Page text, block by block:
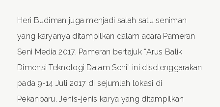
Heri Budiman juga menjadi salah satu seniman
yang karyanya ditampilkan dalam acara Pameran
Seni Media 2017. Pameran bertajuk “Arus Balik
Dimensi Teknologi Dalam Seni” ini diselenggarakan
pada 9-14 Juli 2017 di sejumlah lokasi di
Pekanbaru. Jenis-jenis karya yang ditampilkan